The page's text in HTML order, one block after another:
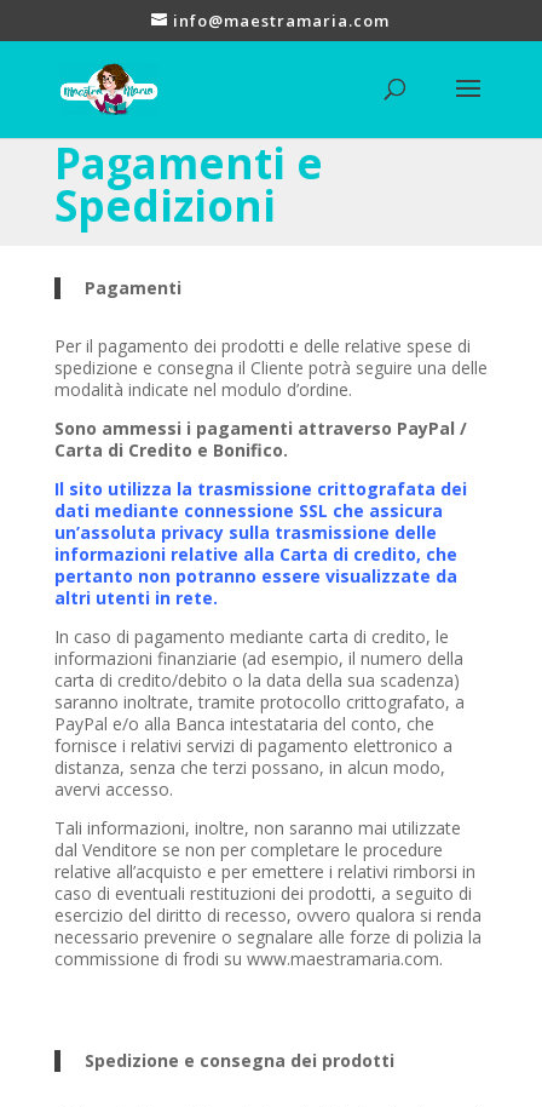
info@maestramaria.com
Pagamenti e
Spedizioni
Pagamenti
Per il pagamento dei prodotti e delle relative spese di
spedizione e consegna il Cliente potrà seguire una delle
modalità indicate nel modulo d’ordine.
Sono ammessi i pagamenti attraverso PayPal /
Carta di Credito e Bonifico.
Il sito utilizza la trasmissione crittografata dei
dati mediante connessione SSL che assicura
un’assoluta privacy sulla trasmissione delle
informazioni relative alla Carta di credito, che
pertanto non potranno essere visualizzate da
altri utenti in rete.
In caso di pagamento mediante carta di credito, le
informazioni finanziarie (ad esempio, il numero della
carta di credito/debito o la data della sua scadenza)
saranno inoltrate, tramite protocollo crittografato, a
PayPal e/o alla Banca intestataria del conto, che
fornisce i relativi servizi di pagamento elettronico a
distanza, senza che terzi possano, in alcun modo,
avervi accesso.
Tali informazioni, inoltre, non saranno mai utilizzate
dal Venditore se non per completare le procedure
relative all’acquisto e per emettere i relativi rimborsi in
caso di eventuali restituzioni dei prodotti, a seguito di
esercizio del diritto di recesso, ovvero qualora si renda
necessario prevenire o segnalare alle forze di polizia la
commissione di frodi su www.maestramaria.com.
Spedizione e consegna dei prodotti